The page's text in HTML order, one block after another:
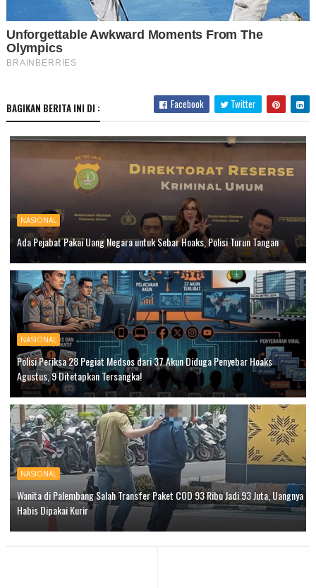
BAGIKAN BERITA INI DI : Facebook Twitter
NASIONAL
Ada Pejabat Pakai Uang Negara untuk Sebar Hoaks, Polisi Turun Tangan
NASIONAL
Polisi Periksa 28 Pegiat Medsos dari 37 Akun Diduga Penyebar Hoaks
Agustus, 9 Ditetapkan Tersangka!
NASIONAL
Wanita di Palembang Salah Transfer Paket COD 93 Ribu Jadi 93 Juta, Uangnya
Habis Dipakai Kurir